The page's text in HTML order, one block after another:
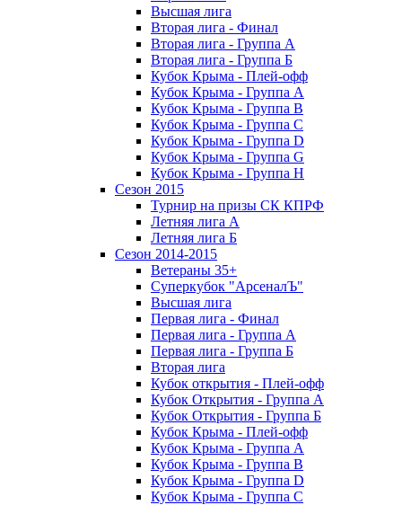
Высшая лига
Вторая лига - Финал
Вторая лига - Группа А
Вторая лига - Группа Б
Кубок Крыма - Плей-офф
Кубок Крыма - Группа A
Кубок Крыма - Группа B
Кубок Крыма - Группа C
Кубок Крыма - Группа D
Кубок Крыма - Группа G
Кубок Крыма - Группа H
Сезон 2015
Турнир на призы СК КПРФ
Летняя лига А
Летняя лига Б
Сезон 2014-2015
Ветераны 35+
Суперкубок "АрсеналЪ"
Высшая лига
Первая лига - Финал
Первая лига - Группа А
Первая лига - Группа Б
Вторая лига
Кубок открытия - Плей-офф
Кубок Открытия - Группа А
Кубок Открытия - Группа Б
Кубок Крыма - Плей-офф
Кубок Крыма - Группа A
Кубок Крыма - Группа B
Кубок Крыма - Группа D
Кубок Крыма - Группа C